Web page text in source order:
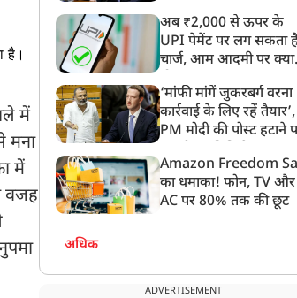
है।
में
मना
में
वजह
अब ₹2,000 से ऊपर के
UPI पेमेंट पर लग सकता
चार्ज, आम आदमी पर क्या
‘मांफी मांगें जुकरबर्ग वरना
कार्रवाई के लिए रहें तैयार’,
PM मोदी की पोस्ट हटाने
लगाई फटकार
Amazon Freedom
का धमाका! फोन, TV और
AC पर 80% तक की छूट
अधिक
ADVERTISEMENT